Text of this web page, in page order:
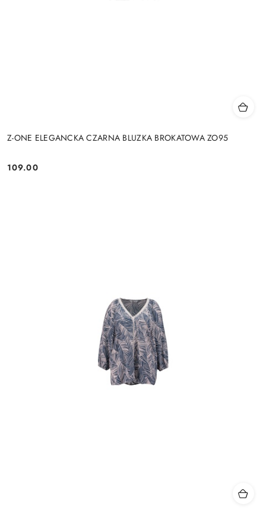
Z-ONE ELEGANCKA CZARNA BLUZKA BROKATOWA ZO95
Cena:
109.00